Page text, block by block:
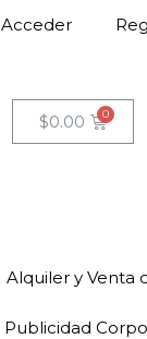
Acceder
$0.00
Alquiler y Venta
Publicidad